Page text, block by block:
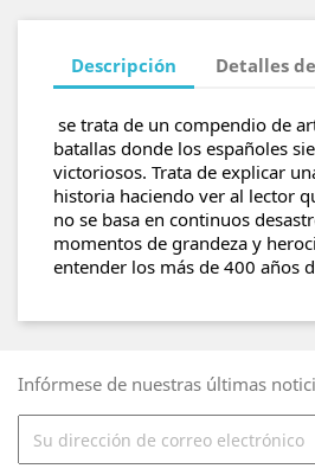
Descripción Detalles
se trata de un compendio de
batallas donde los españoles
victoriosos. Trata de explicar
historia haciendo ver al lector
no se basa en continuos
momentos de grandeza y
entender los más de 400 años
Infórmese de nuestras últimas